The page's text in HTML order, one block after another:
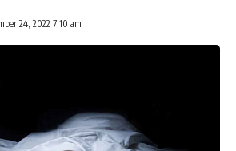
24, 2022 7:10 am